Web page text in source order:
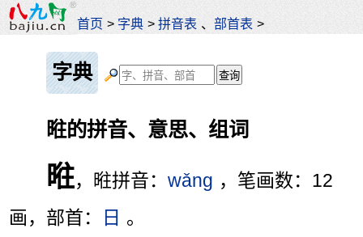
首页 > 字典 >拼音表 、部首表 >
字典
暀的拼音、意思、组词
暀，暀拼音：wǎng ，笔画数：12
画，部首：
日 。